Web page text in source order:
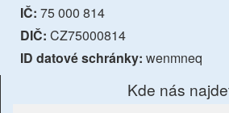
IČ: 75 000 814
DIČ: CZ75000814
ID datové schránky: wenmneq
Kde nás